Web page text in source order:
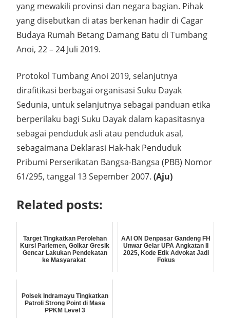
yang mewakili provinsi dan negara bagian. Pihak
yang disebutkan di atas berkenan hadir di Cagar
Budaya Rumah Betang Damang Batu di Tumbang
Anoi, 22 – 24 Juli 2019.
Protokol Tumbang Anoi 2019, selanjutnya
dirafitikasi berbagai organisasi Suku Dayak
Sedunia, untuk selanjutnya sebagai panduan etika
berperilaku bagi Suku Dayak dalam kapasitasnya
sebagai penduduk asli atau penduduk asal,
sebagaimana Deklarasi Hak-hak Penduduk
Pribumi Perserikatan Bangsa-Bangsa (PBB) Nomor
61/295, tanggal 13 Sepember 2007. (Aju)
Related posts:
Target Tingkatkan Perolehan
Kursi Parlemen, Golkar Gresik
Gencar Lakukan Pendekatan
ke Masyarakat
AAI ON Denpasar Gandeng FH
Unwar Gelar UPA Angkatan II
2025, Kode Etik Advokat Jadi
Fokus
Polsek Indramayu Tingkatkan
Patroli Strong Point di Masa
PPKM Level 3